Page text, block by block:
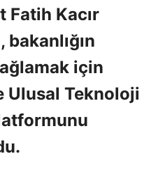
Fatih Kacır
için
Ulusal Teknoloji